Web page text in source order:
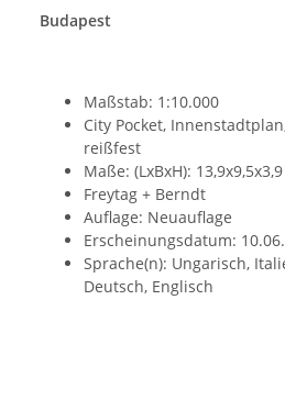
Budapest
Maßstab: 1:10.000
City Pocket,
reißfest
Maße: (LxBxH):
Freytag + Berndt
Auflage: Neuauflage
Erscheinungsdatum:
Sprache(n): Ungarisch,
Deutsch, Englisch